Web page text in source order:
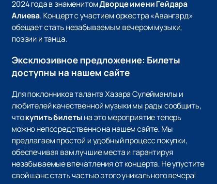
2024 года в знаменитомДворце имени Гейдара
Алиева. Концерт с участием оркестра «Авангард»
обещает стать незабываемым вечером музыки,
поэзии и танца.
Эксклюзивное предложение: Билеты
доступны на нашем сайте
Для поклонников таланта Хазара Сулейманлы и
любителей качественной музыки мы рады сообщить,
чтокупить билеты на это мероприятие теперь
можно непосредственно на нашем сайте. Мы
предлагаем простой и удобный процесс покупки,
обеспечивая вам лучшие места и гарантируя
незабываемые впечатления от концерта. Не упустите
свой шанс стать частью этого уникального вечера!